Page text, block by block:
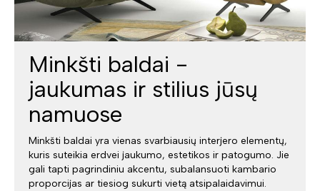
Minkšti baldai -
jaukumas ir stilius jūsų
namuose
Minkšti baldai yra vienas svarbiausių interjero elementų,
kuris suteikia erdvei jaukumo, estetikos ir patogumo. Jie
gali tapti pagrindiniu akcentu, subalansuoti kambario
proporcijas ar tiesiog sukurti vietą atsipalaidavimui.